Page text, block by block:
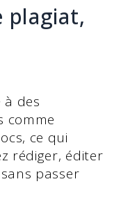
plagiat,
des
comme
ce qui
rédiger, éditer
passer